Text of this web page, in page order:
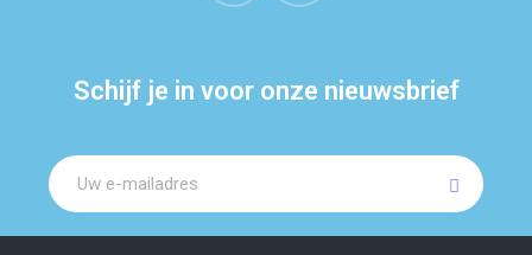
Schijf je in voor onze nieuwsbrief